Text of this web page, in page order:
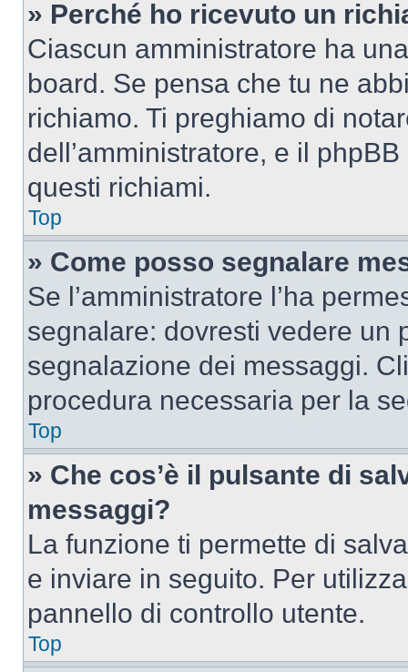
» Perché ho ricevuto un
Ciascun amministratore ha
board. Se pensa che tu ne
richiamo. Ti preghiamo di
dell’amministratore, e il
questi richiami.
Top
» Come posso segnalare
Se l’amministratore l’ha
segnalare: dovresti vedere un
segnalazione dei messaggi.
procedura necessaria per la
Top
» Che cos’è il pulsante di
messaggi?
La funzione ti permette di
e inviare in seguito. Per
pannello di controllo utente.
Top